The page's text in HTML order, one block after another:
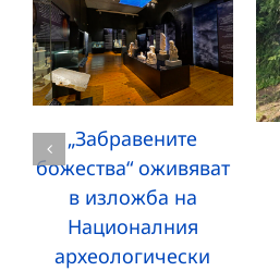
„Забравените
божества“ оживяват
в изложба на
Националния
археологически